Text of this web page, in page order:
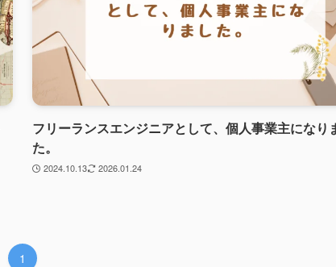
フリーランスエンジニアとして、個人事業主になり
た。
2024.10.13 2026.01.24
1